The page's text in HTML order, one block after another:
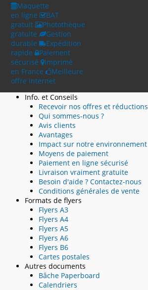
Maquette
en ligne
BAT
gratuit
Photothèque
gratuite
Gestion
durable
Expédition
rapide
Paiement
sécurisé
Imprimé
en France
Meilleure
offre internet
Info. et Conseils
Recevoir nos offres et réductions
Qui sommes-nous ?
Avis clients
Avantages
Impact sur notre environnement
Moyens de paiement
Paiement en ligne sécurisé
Livraison vraiment gratuite
Besoin d'aide ? Contactez-nous
Conditions générales de vente
Formats de flyers
Flyers A3
Flyers A4
Flyers A5
Flyers A6
Flyers B6
Cartes postales
Autres documents
Bâche Paperboard
Calendriers